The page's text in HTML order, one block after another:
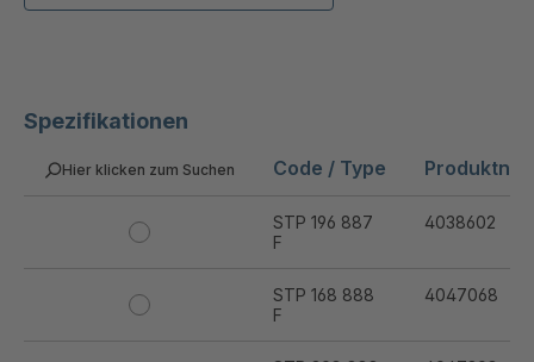
Spezifikationen
Hier klicken zum Suchen Code / Type
STP 196 887
F
4038602
STP 168 888
F
4047068